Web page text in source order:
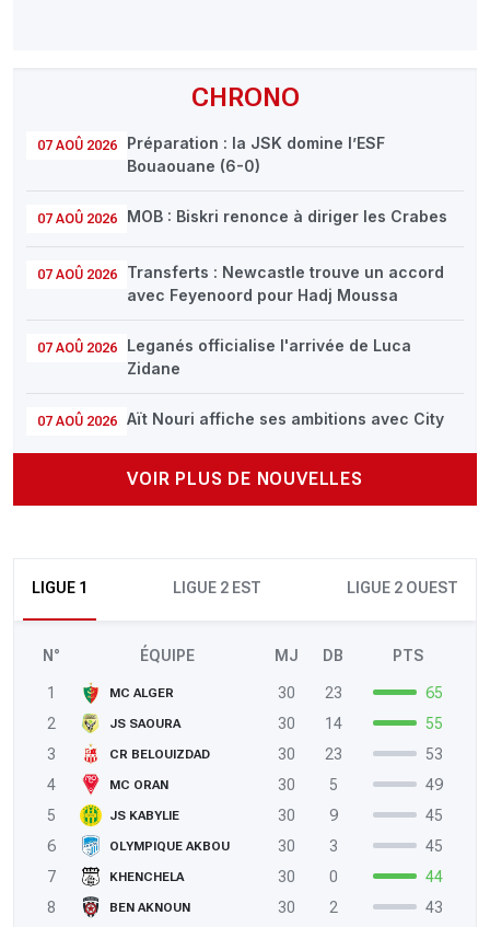
CHRONO
07 AOÛ 2026
Préparation : la JSK domine l’ESF
Bouaouane (6-0)
07 AOÛ 2026 MOB : Biskri renonce à diriger les Crabes
07 AOÛ 2026
Transferts : Newcastle trouve un accord
avec Feyenoord pour Hadj Moussa
07 AOÛ 2026
Leganés officialise l'arrivée de Luca
Zidane
07 AOÛ 2026 Aït Nouri affiche ses ambitions avec City
VOIR PLUS DE NOUVELLES
LIGUE 1 LIGUE 2 EST LIGUE 2 OUEST
N° ÉQUIPE MJ DB PTS
1 MC ALGER 30 23
65
2
JS SAOURA 30 14
55
3
CR BELOUIZDAD 30 23
53
4
MC ORAN 30 5
49
5
JS KABYLIE 30 9
45
6
OLYMPIQUE AKBOU 30 3
45
7
KHENCHELA 30 0
44
8
BEN AKNOUN 30 2
43